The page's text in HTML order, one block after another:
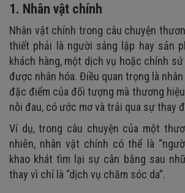
1. Nhân vật chính
Nhân vật chính trong câu chuyện
thiết phải là người sáng lập hay sản
khách hàng, một dịch vụ hoặc chính
được nhân hóa. Điều quan trọng là
đặc điểm của đối tượng mà thương
nỗi đau, có ước mơ và trải qua sự thay
Ví dụ, trong câu chuyện của một
nhiên, nhân vật chính có thể là
khao khát tìm lại sự cân bằng sau
thay vì chỉ là “dịch vụ chăm sóc da”.